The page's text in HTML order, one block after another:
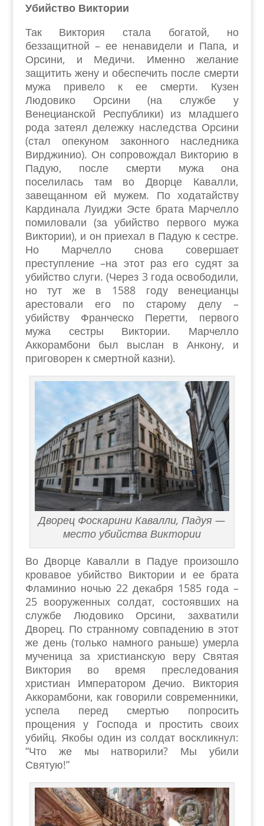
Убийство Виктории
Так Виктория стала богатой, но
беззащитной – ее ненавидели и Папа, и
Орсини, и Медичи. Именно желание
защитить жену и обеспечить после смерти
мужа привело к ее смерти. Кузен
Людовико Орсини (на службе у
Венецианской Республики) из младшего
рода затеял дележку наследства Орсини
(стал опекуном законного наследника
Вирджинио). Он сопровождал Викторию в
Падую, после смерти мужа она
поселилась там во Дворце Кавалли,
завещанном ей мужем. По ходатайству
Кардинала Луиджи Эсте брата Марчелло
помиловали (за убийство первого мужа
Виктории), и он приехал в Падую к сестре.
Но Марчелло снова совершает
преступление –на этот раз его судят за
убийство слуги. (Через 3 года освободили,
но тут же в 1588 году венецианцы
арестовали его по старому делу –
убийству Франческо Перетти, первого
мужа сестры Виктории. Марчелло
Аккорамбони был выслан в Анкону, и
приговорен к смертной казни).
Дворец Фоскарини Кавалли, Падуя —
место убийства Виктории
Во Дворце Кавалли в Падуе произошло
кровавое убийство Виктории и ее брата
Фламинио ночью 22 декабря 1585 года –
25 вооруженных солдат, состоявших на
службе Людовико Орсини, захватили
Дворец. По странному совпадению в этот
же день (только намного раньше) умерла
мученица за христианскую веру Святая
Виктория во время преследования
христиан Императором Дечио. Виктория
Аккорамбони, как говорили современники,
успела перед смертью попросить
прощения у Господа и простить своих
убийц. Якобы один из солдат воскликнул:
“Что же мы натворили? Мы убили
Святую!”